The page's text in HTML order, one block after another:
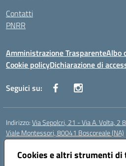
Cookies e altri strumenti di
Contatti
PNRR
Amministrazione TrasparenteAlbo
Cookie policyDichiarazione di
Seguici su:
Indirizzo:Via Sepolcri, 21 - Via A. Volta, 2
Viale Montessori, 80041 Boscoreale (NA)
Centralino:
Posta elettronica certificata (PEC):